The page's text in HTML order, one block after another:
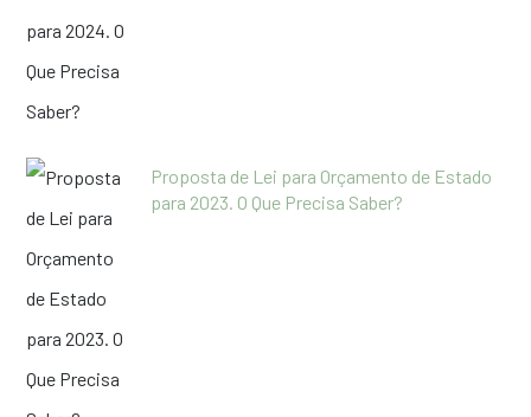
Proposta de Lei para Orçamento de Estado
para 2023. O Que Precisa Saber?